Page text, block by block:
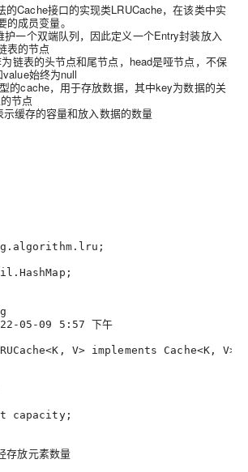
的Cache接口的实现类LRUCache，在该类中实
成员变量。
护一个双端队列，因此定义一个Entry封装放入
表的节点
链表的头节点和尾节点，head是哑节点，不保
始终为null
的cache，用于存放数据，其中key为数据的关
节点
缓存的容量和放入数据的数量
05-09 5:57 下午
<K, V> implements Cache<K, V>
capacity;
元素数量